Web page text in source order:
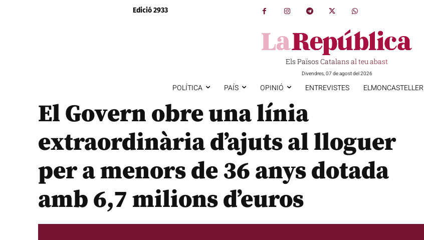
Edició 2933
Els Països Catalans al teu abast
Divendres, 07 de agost del 2026
POLÍTICA PAÍS OPINIÓ ENTREVISTES ELMONCASTELLER
El Govern obre una línia
extraordinària d’ajuts al lloguer
per a menors de 36 anys dotada
amb 6,7 milions d’euros